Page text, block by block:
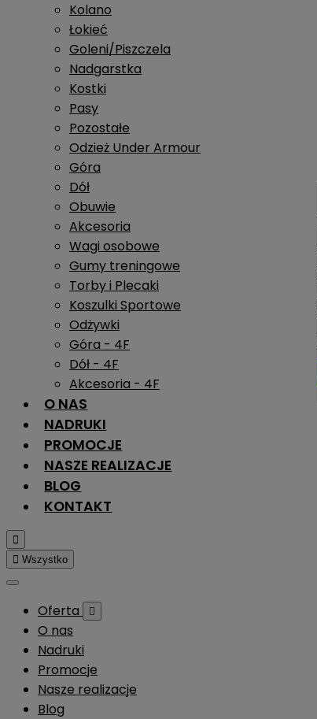
Kolano
Łokieć
Goleni/Piszczela
Nadgarstka
Kostki
Pasy
Pozostałe
Odzież Under Armour
Góra
Dół
Obuwie
Akcesoria
Wagi osobowe
Gumy treningowe
Torby i Plecaki
Koszulki Sportowe
Odżywki
Góra - 4F
Dół - 4F
Akcesoria - 4F
O NAS
NADRUKI
PROMOCJE
NASZE REALIZACJE
BLOG
KONTAKT

 Wszystko
Oferta 
O nas
Nadruki
Promocje
Nasze realizacje
Blog